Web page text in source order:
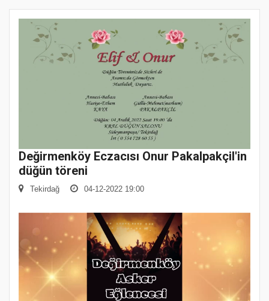
Değirmenköy Eczacısı Onur Pakalpakçil'in
düğün töreni
Tekirdağ 04-12-2022 19:00